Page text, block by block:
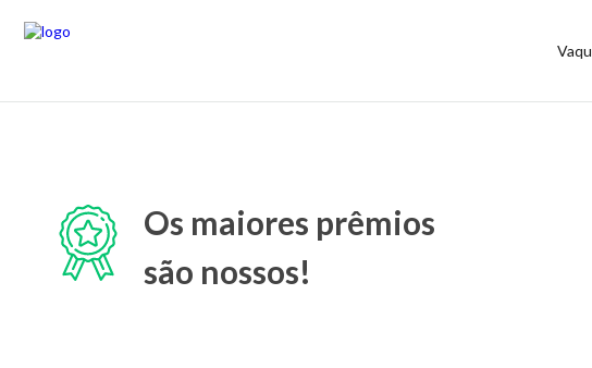
Os maiores prêmios
são nossos!